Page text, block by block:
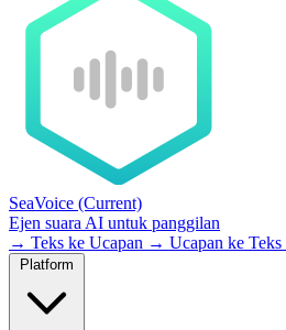
SeaVoice (Current)
Ejen suara AI untuk panggilan
→ Teks ke Ucapan → Ucapan ke Teks